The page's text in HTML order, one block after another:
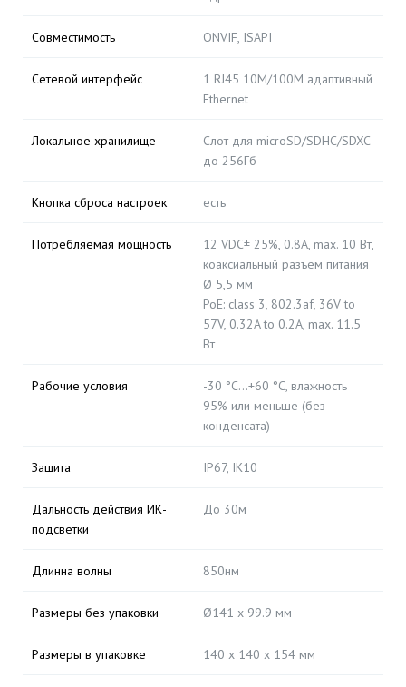
Совместимость ONVIF, ISAPI
Сетевой интерфейс
1 RJ45 10M/100M адаптивный
Ethernet
Локальное хранилище
Слот для microSD/SDHC/SDXC
до 256Гб
Кнопка сброса настроек есть
Потребляемая мощность
12 VDC± 25%, 0.8A, max. 10 Вт,
коаксиальный разъем питания
Ø 5,5 мм
PoE: class 3, 802.3af, 36V to
57V, 0.32A to 0.2A, max. 11.5
Вт
Рабочие условия
-30 °C…+60 °C, влажность
95% или меньше (без
конденсата)
Защита IP67, IK10
Дальность действия ИК-
подсветки
До 30м
Длинна волны 850нм
Размеры без упаковки Ø141 x 99.9 мм
Размеры в упаковке 140 х 140 х 154 мм